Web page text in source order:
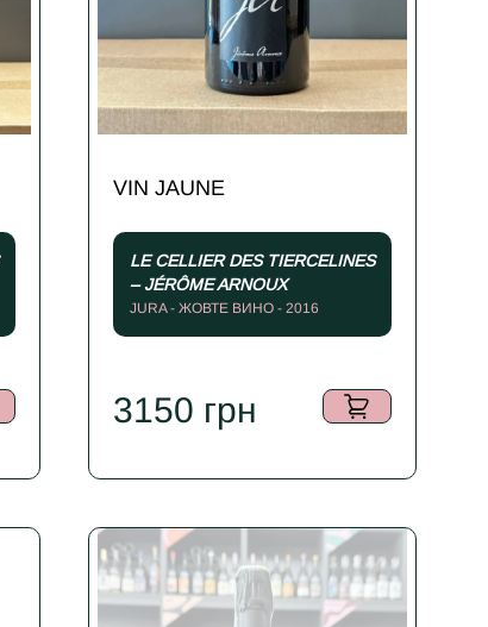
VIN JAUNE
LE CELLIER DES TIERCELINES
– JÉRÔME ARNOUX
JURA - ЖОВТЕ ВИНО - 2016
3150 грн